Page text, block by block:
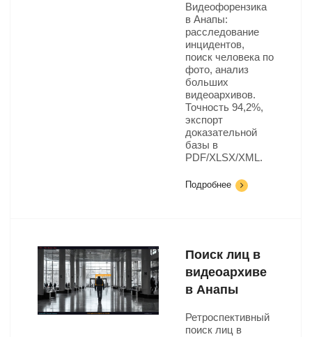
Видеофорензика
в Анапы:
расследование
инцидентов,
поиск человека по
фото, анализ
больших
видеоархивов.
Точность 94,2%,
экспорт
доказательной
базы в
PDF/XLSX/XML.
Подробнее
Поиск лиц в
видеоархиве
в Анапы
Ретроспективный
поиск лиц в